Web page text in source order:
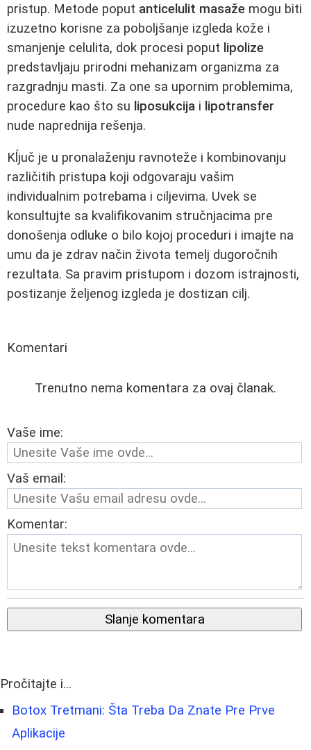
pristup. Metode poput anticelulit masaže mogu biti
izuzetno korisne za poboljšanje izgleda kože i
smanjenje celulita, dok procesi poput lipolize
predstavljaju prirodni mehanizam organizma za
razgradnju masti. Za one sa upornim problemima,
procedure kao što su liposukcija i lipotransfer
nude naprednija rešenja.
Kĺjuč je u pronalaženju ravnoteže i kombinovanju
različitih pristupa koji odgovaraju vašim
individualnim potrebama i ciljevima. Uvek se
konsultujte sa kvalifikovanim stručnjacima pre
donošenja odluke o bilo kojoj proceduri i imajte na
umu da je zdrav način života temelj dugoročnih
rezultata. Sa pravim pristupom i dozom istrajnosti,
postizanje željenog izgleda je dostizan cilj.
Komentari
Trenutno nema komentara za ovaj članak.
Vaše ime:
Vaš email:
Komentar:
Slanje komentara
Pročitajte i...
Botox Tretmani: Šta Treba Da Znate Pre Prve
Aplikacije